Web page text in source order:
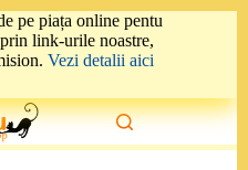
pe piața online pentu
link-urile noastre,
Vezi detalii aici